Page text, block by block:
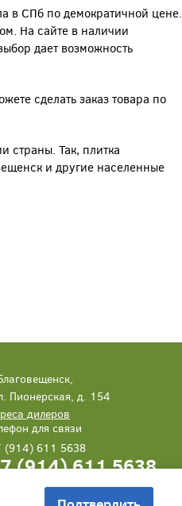
в СПб по демократичной цене.
На сайте в наличии
дает возможность
сделать заказ товара по
страны. Так, плитка
и другие населенные
Пионерская, д. 154
дилеров
для связи
(914) 611 5638
(914) 611 5638
нам Заказать звонок